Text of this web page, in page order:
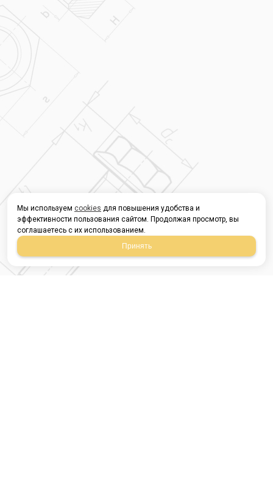
Мы используем cookies для повышения удобства и
эффективности пользования сайтом. Продолжая просмотр, вы
соглашаетесь с их использованием.
Принять